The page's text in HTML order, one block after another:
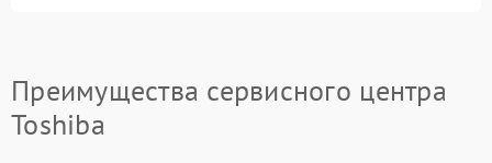
Преимущества сервисного центра
Toshiba